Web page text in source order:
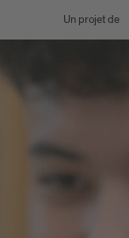
Un projet de